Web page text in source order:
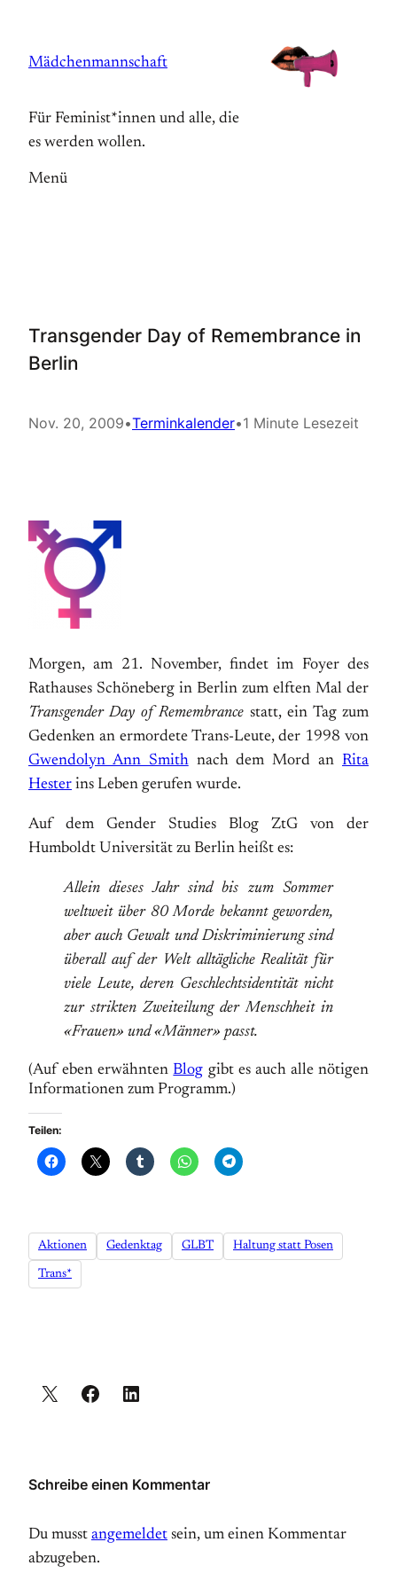
springen
Mädchenmannschaft
Für Feminist*innen und alle, die
es werden wollen.
Menü
Transgender Day of Remembrance in
Berlin
Nov. 20, 2009•Terminkalender•1 Minute Lesezeit
Morgen, am 21. November, findet im Foyer des
Rathauses Schöneberg in Berlin zum elften Mal der
Transgender Day of Remembrance statt, ein Tag zum
Gedenken an ermordete Trans-Leute, der 1998 von
Gwendolyn Ann Smithnach dem Mord an Rita
Hester ins Leben gerufen wurde.
Auf dem Gender Studies Blog ZtG von der
Humboldt Universität zu Berlin heißt es:
Allein dieses Jahr sind bis zum Sommer
weltweit über 80 Morde bekannt geworden,
aber auch Gewalt und Diskriminierung sind
überall auf der Welt alltägliche Realität für
viele Leute, deren Geschlechtsidentität nicht
zur strikten Zweiteilung der Menschheit in
«Frauen» und «Männer» passt.
(Auf eben erwähnten Blog gibt es auch alle nötigen
Informationen zum Programm.)
Teilen:
Aktionen Gedenktag GLBT Haltung statt Posen
Trans*
Schreibe einen Kommentar
Du musst angemeldet sein, um einen Kommentar
abzugeben.